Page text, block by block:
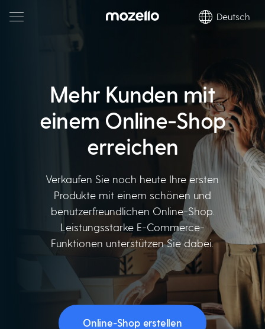
Deutsch
Mehr Kunden mit
einem Online-Shop
erreichen
Verkaufen Sie noch heute Ihre ersten
Produkte mit einem schönen und
benutzerfreundlichen Online-Shop.
Leistungsstarke E-Commerce-
Funktionen unterstützen Sie dabei.
Online-Shop erstellen